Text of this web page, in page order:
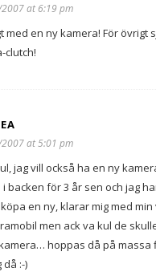
at 6:19 pm
med en ny kamera! För övrigt
clutch!
at 5:01 pm
jag vill också ha en ny
i backen för 3 år sen och jag
en ny, klarar mig med
men ack va kul de
hoppas då på massa
då :-)